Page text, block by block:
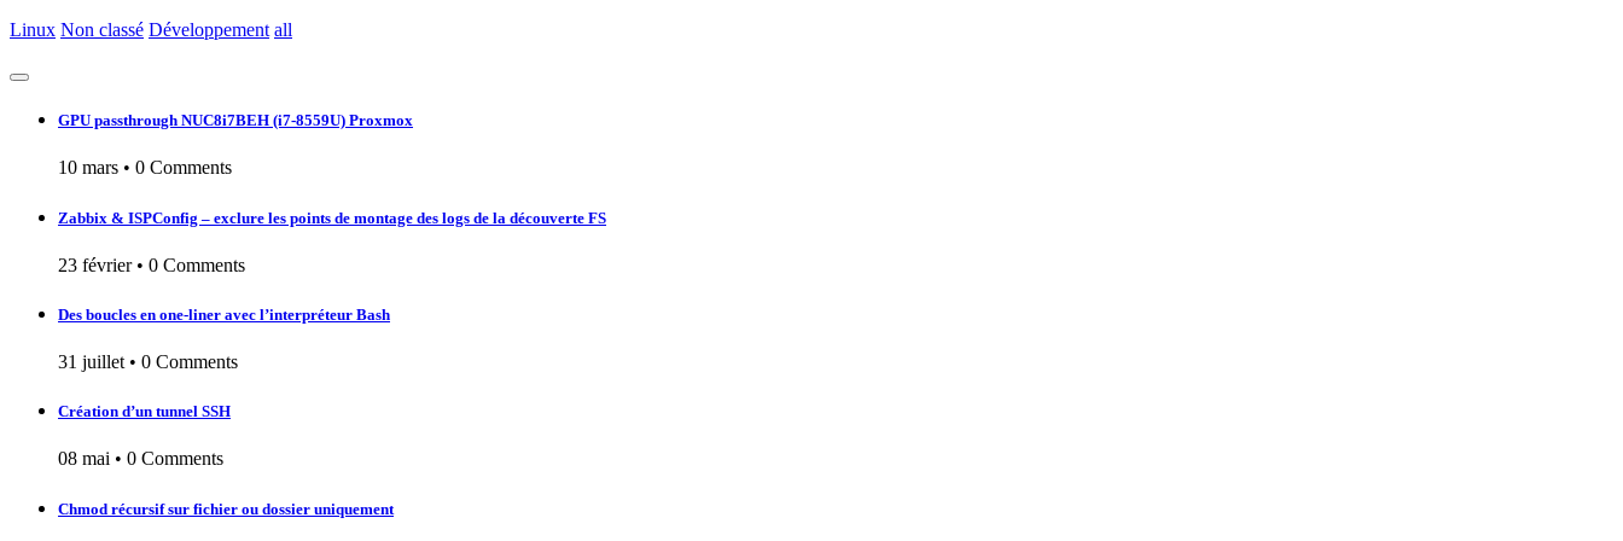
Linux Non classé Développement all
GPU passthrough NUC8i7BEH (i7-8559U) Proxmox
10 mars • 0 Comments
Zabbix & ISPConfig – exclure les points de montage des logs de la découverte FS
23 février• 0 Comments
Des boucles en one-liner avec l’interpréteur Bash
31 juillet • 0 Comments
Création d’un tunnel SSH
08 mai • 0 Comments
Chmod récursif sur fichier ou dossier uniquement